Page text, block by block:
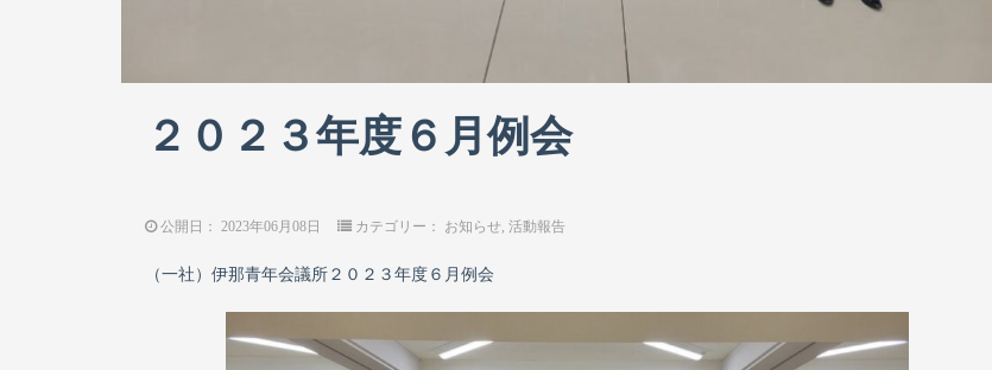
２０２３年度６月例会
公開日： 2023年06月08日 カテゴリー： お知らせ, 活動報告
（一社）伊那青年会議所２０２３年度６月例会